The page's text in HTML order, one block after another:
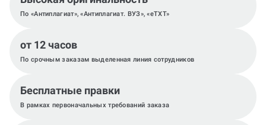
По «Антиплагиат», «Антиплагиат. ВУЗ», «eTXT»
от 12 часов
По срочным заказам выделенная линия сотрудников
Бесплатные правки
В рамках первоначальных требований заказа